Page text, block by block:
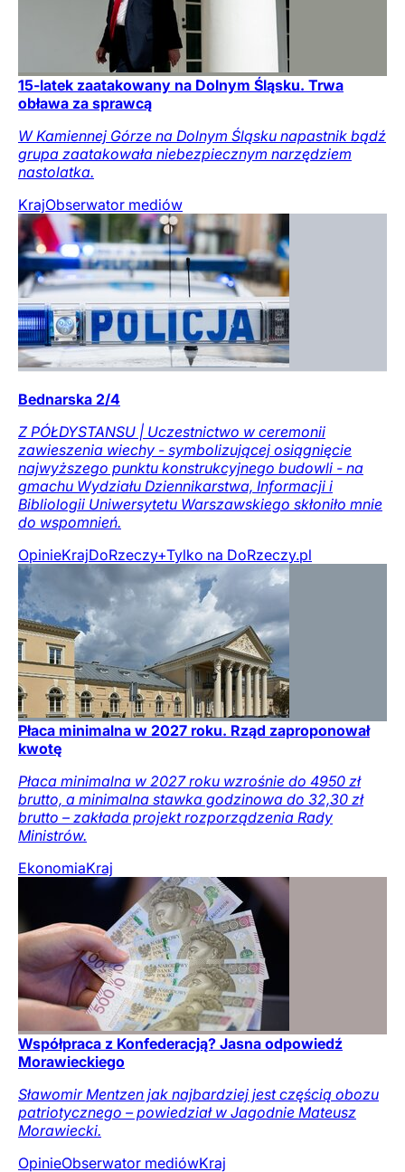
15-latek zaatakowany na Dolnym Śląsku. Trwa
obława za sprawcą
W Kamiennej Górze na Dolnym Śląsku napastnik bądź
grupa zaatakowała niebezpiecznym narzędziem
nastolatka.
KrajObserwator mediów
Bednarska 2/4
Z PÓŁDYSTANSU | Uczestnictwo w ceremonii
zawieszenia wiechy - symbolizującej osiągnięcie
najwyższego punktu konstrukcyjnego budowli - na
gmachu Wydziału Dziennikarstwa, Informacji i
Bibliologii Uniwersytetu Warszawskiego skłoniło mnie
do wspomnień.
OpinieKrajDoRzeczy+Tylko na DoRzeczy.pl
Płaca minimalna w 2027 roku. Rząd zaproponował
kwotę
Płaca minimalna w 2027 roku wzrośnie do 4950 zł
brutto, a minimalna stawka godzinowa do 32,30 zł
brutto – zakłada projekt rozporządzenia Rady
Ministrów.
EkonomiaKraj
Współpraca z Konfederacją? Jasna odpowiedź
Morawieckiego
Sławomir Mentzen jak najbardziej jest częścią obozu
patriotycznego – powiedział w Jagodnie Mateusz
Morawiecki.
OpinieObserwator mediówKraj